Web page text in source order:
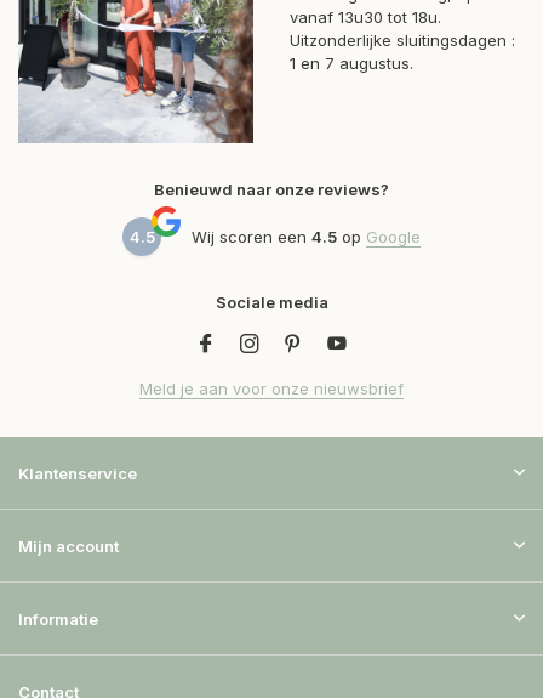
vanaf 13u30 tot 18u.
Uitzonderlijke sluitingsdagen :
1 en 7 augustus.
Benieuwd naar onze reviews?
4.5 Wij scoren een 4.5 op Google
Sociale media
Meld je aan voor onze nieuwsbrief
Klantenservice
Mijn account
Informatie
Contact